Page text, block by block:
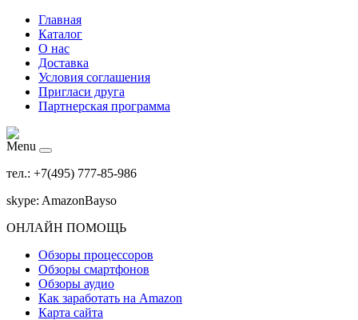
Главная
Каталог
О нас
Доставка
Условия соглашения
Пригласи друга
Партнерская программа
Menu
тел.: +7(495) 777-85-986
skype: AmazonBayso
ОНЛАЙН ПОМОЩЬ
Обзоры процессоров
Обзоры смартфонов
Обзоры аудио
Как заработать на Amazon
Карта сайта